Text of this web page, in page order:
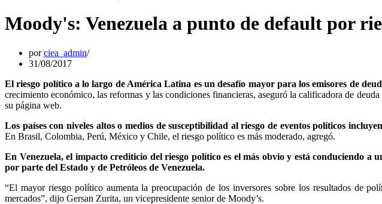
Moody's: Venezuela a punto de default por
porciea_admin
31/08/2017
El riesgo político a lo largo de América Latina es un desafío mayor para los emisores de
crecimiento económico, las reformas y las condiciones financieras, aseguró la calificadora de
su página web.
Los países con niveles altos o medios de susceptibilidad al riesgo de eventos políticos
En Brasil, Colombia, Perú, México y Chile, el riesgo político es más moderado, agregó.
En Venezuela, el impacto crediticio del riesgo político es el más obvio y está conduciendo
por parte del Estado y de Petróleos de Venezuela.
“El mayor riesgo político aumenta la preocupación de los inversores sobre los resultados de
mercados”, dijo Gersan Zurita, un vicepresidente senior de Moody’s.